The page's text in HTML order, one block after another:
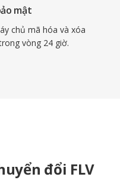
mật
chủ mã hóa và xóa
vòng 24 giờ.
đổi FLV